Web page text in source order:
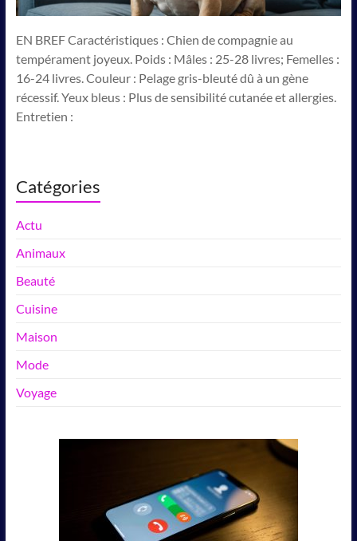
EN BREF Caractéristiques : Chien de compagnie au
tempérament joyeux. Poids : Mâles : 25-28 livres; Femelles :
16-24 livres. Couleur : Pelage gris-bleuté dû à un gène
récessif. Yeux bleus : Plus de sensibilité cutanée et allergies.
Entretien :
Catégories
Actu
Animaux
Beauté
Cuisine
Maison
Mode
Voyage